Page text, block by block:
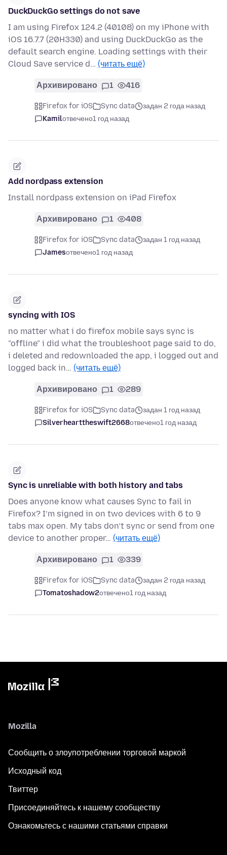
DuckDuckGo settings do not save
I am using Firefox 124.2 (40108) on my iPhone with
iOS 16.7.7 (20H330) and using DuckDuckGo as the
default search engine. Loading settings with their
Cloud Save service d… (читать ещё)
Архивировано 1 416
Firefox for iOS Sync data
задан 2 года назад
Kamilотвечено1 год назад
Add nordpass extension
Install nordpass extension on iPad Firefox
Архивировано 1 408
Firefox for iOS Sync data
задан 1 год назад
Jamesотвечено1 год назад
syncing with IOS
no matter what i do firefox mobile says sync is
"offline" i did what the troubleshoot page said to do,
i deleted and redownloaded the app, i logged out and
logged back in… (читать ещё)
Архивировано 1 289
Firefox for iOS Sync data
задан 1 год назад
Silverhearttheswift2668отвечено1 год назад
Sync is unreliable with both history and tabs
Does anyone know what causes Sync to fail in
Firefox? I’m signed in on two devices with 6 to 9
tabs max open. My tabs don’t sync or send from one
device to another proper… (читать ещё)
Архивировано 1 339
Firefox for iOS Sync data
задан 2 года назад
Tomatoshadow2отвечено1 год назад
Mozilla
Сообщить о злоупотреблении торговой маркой
Исходный код
Твиттер
Присоединяйтесь к нашему сообществу
Ознакомьтесь с нашими статьями справки